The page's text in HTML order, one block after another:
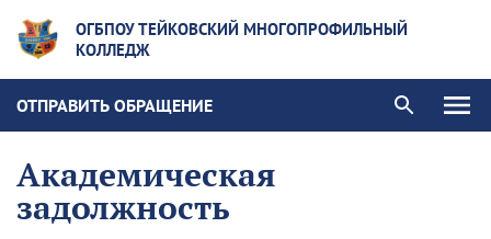
ОГБПОУ ТЕЙКОВСКИЙ МНОГОПРОФИЛЬНЫЙ
КОЛЛЕДЖ
ОТПРАВИТЬ ОБРАЩЕНИЕ
Академическая
задолжность